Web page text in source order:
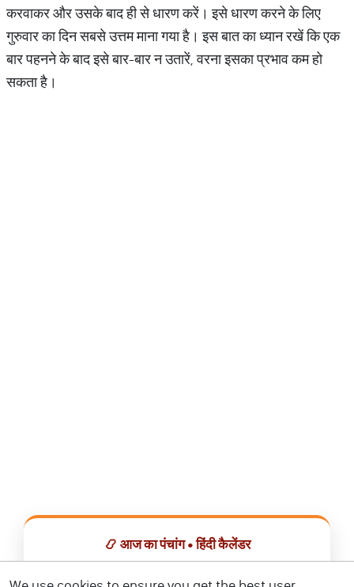
करवाकर और उसके बाद ही से धारण करें। इसे धारण करने के लिए
गुरुवार का दिन सबसे उत्तम माना गया है। इस बात का ध्यान रखें कि एक
बार पहनने के बाद इसे बार-बार न उतारें, वरना इसका प्रभाव कम हो
सकता है।
📿 आज का पंचांग • हिंदी कैलेंडर